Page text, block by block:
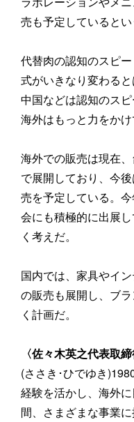
売も予定しているとい
代替肉の認知のスピ
式がいきなり変わる
中国などは認知のスピ
海外はもっと力をかけ
海外での販売は現在
で展開しており、今
売を予定している。
会にも積極的に出展
く考えだ。
国内では、家具やイ
の販売も展開し、ブ
く計画だ。
〈佐々木英之代表取
(ささき･ひでゆき
経験を活かし、海外
間、さまざまな事業